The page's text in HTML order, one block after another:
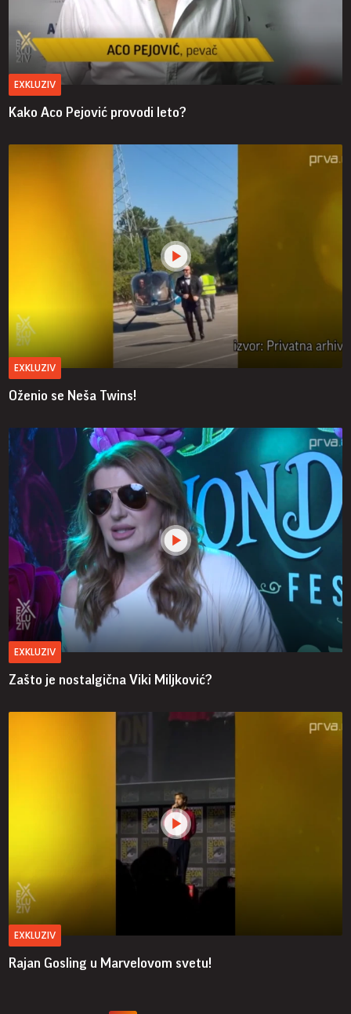
EXKLUZIV
Kako Aco Pejović provodi leto?
EXKLUZIV
Oženio se Neša Twins!
EXKLUZIV
Zašto je nostalgična Viki Miljković?
EXKLUZIV
Rajan Gosling u Marvelovom svetu!